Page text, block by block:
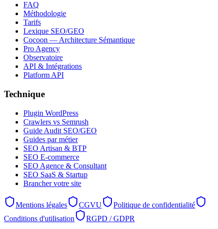
FAQ
Méthodologie
Tarifs
Lexique SEO/GEO
Cocoon — Architecture Sémantique
Pro Agency
Observatoire
API & Intégrations
Platform API
Technique
Plugin WordPress
Crawlers vs Semrush
Guide Audit SEO/GEO
Guides par métier
SEO Artisan & BTP
SEO E-commerce
SEO Agence & Consultant
SEO SaaS & Startup
Brancher votre site
Mentions légales CGVU
Politique de confidentialité
Conditions d'utilisation
RGPD / GDPR